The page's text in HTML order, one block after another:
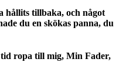
tillbaka, och något
du en skökas panna, du
ropa till mig, Min Fader,